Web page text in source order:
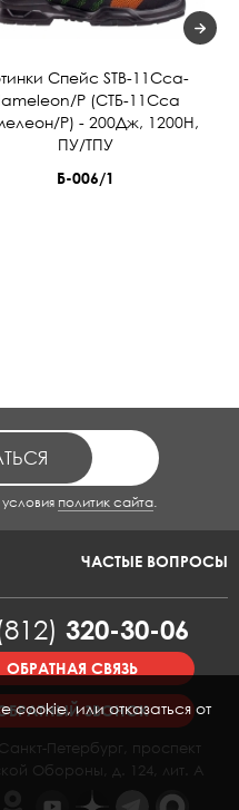
Спейс STB-11Cca-
Р (СТБ-11Сса
Р) - 200Дж, 1200Н,
ПУ/ТПУ
Б-006/1
политик сайта.
ЧАСТЫЕ ВОПРОСЫ
320-30-06
ОБРАТНАЯ СВЯЗЬ
ЗВОНОК
Петербург, проспект
Обороны, д. 124, лит. А
или отказаться от